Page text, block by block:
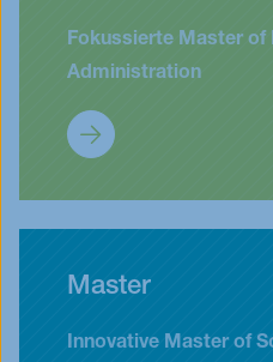
Fokussierte Master of
Administration
MBA & EMBA
Master
Innovative Master of